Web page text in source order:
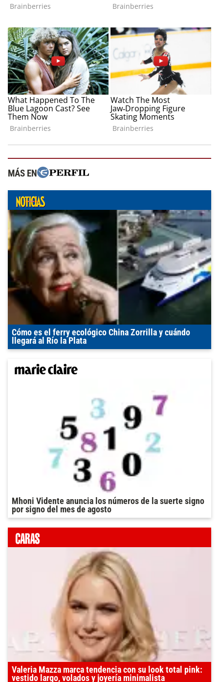
MÁS EN
Cómo es el ferry ecológico China Zorrilla y cuándo
llegará al Río la Plata
Mhoni Vidente anuncia los números de la suerte signo
por signo del mes de agosto
Valeria Mazza marca tendencia con su look total pink:
vestido largo, volados y joyería minimalista